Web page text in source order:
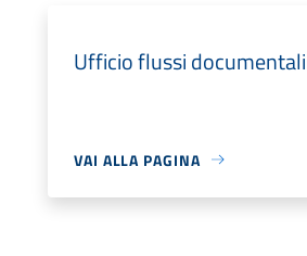
Ufficio flussi
VAI ALLA PAGINA